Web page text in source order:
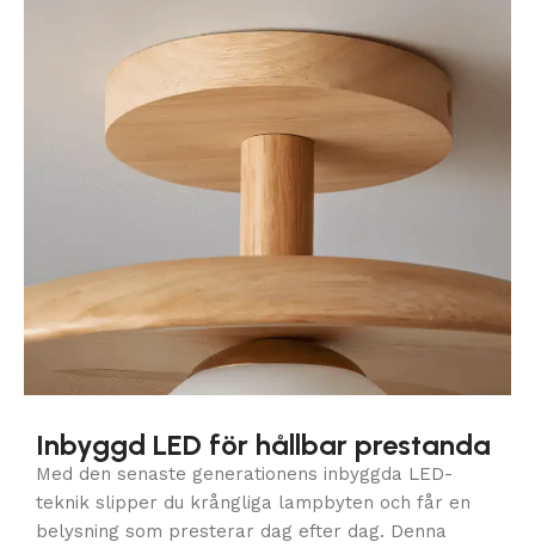
Inbyggd LED för hållbar prestanda
Med den senaste generationens inbyggda LED-
teknik slipper du krångliga lampbyten och får en
belysning som presterar dag efter dag. Denna